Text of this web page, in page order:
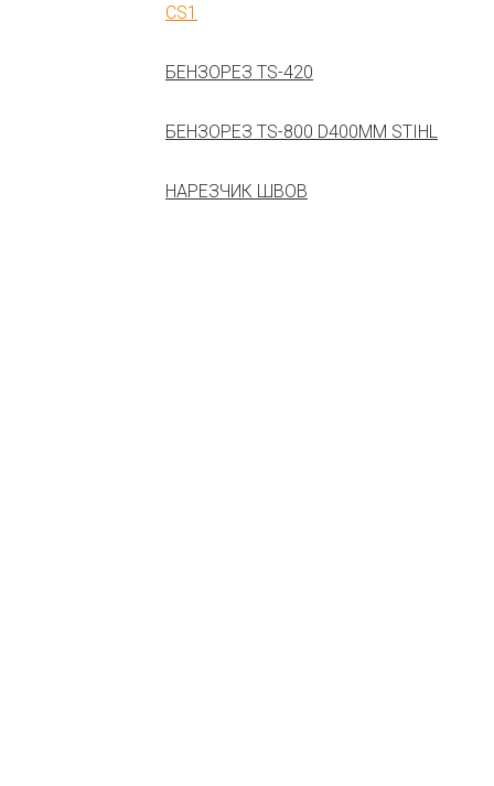
CS1
БЕНЗОРЕЗ TS-420
БЕНЗОРЕЗ TS-800 D400MM STIHL
НАРЕЗЧИК ШВОВ